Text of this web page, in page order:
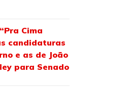
Cima
candidaturas
e as de João
para Senado